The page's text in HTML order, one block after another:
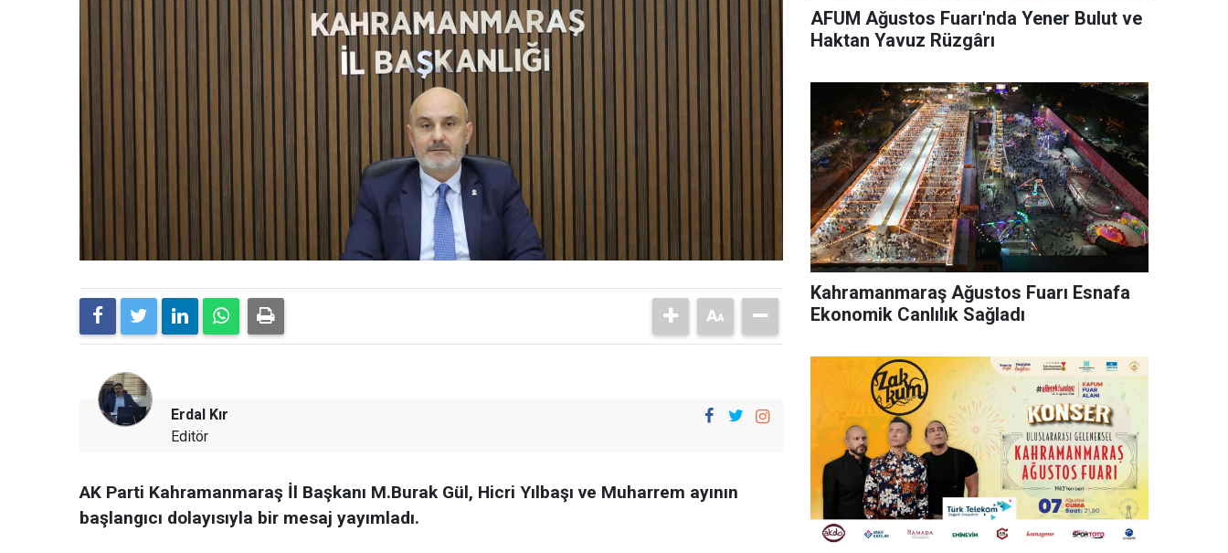
Erdal Kır
Editör
AK Parti Kahramanmaraş İl Başkanı M.Burak Gül, Hicri Yılbaşı ve Muharrem ayının
başlangıcı dolayısıyla bir mesaj yayımladı.
AFUM Ağustos Fuarı'nda Yener Bulut ve
Haktan Yavuz Rüzgârı
Kahramanmaraş Ağustos Fuarı Esnafa
Ekonomik Canlılık Sağladı